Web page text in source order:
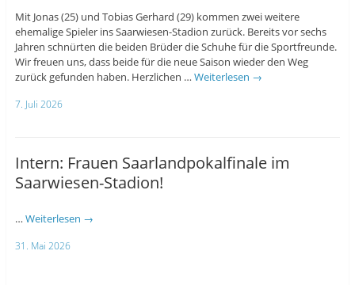
Mit Jonas (25) und Tobias Gerhard (29) kommen zwei weitere
ehemalige Spieler ins Saarwiesen-Stadion zurück. Bereits vor sechs
Jahren schnürten die beiden Brüder die Schuhe für die Sportfreunde.
Wir freuen uns, dass beide für die neue Saison wieder den Weg
zurück gefunden haben. Herzlichen … Weiterlesen →
7. Juli 2026
Intern: Frauen Saarlandpokalfinale im
Saarwiesen-Stadion!
… Weiterlesen →
31. Mai 2026